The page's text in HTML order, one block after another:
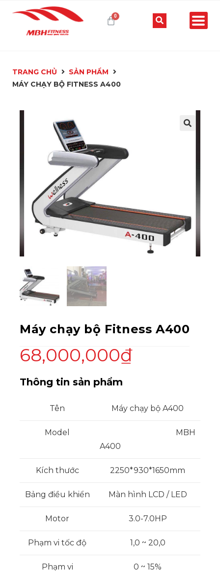
TRANG CHỦ
SẢN PHẨM
MÁY CHẠY BỘ FITNESS A400
Máy chạy bộ Fitness A400
68,000,000₫
Thông tin sản phẩm
Tên Máy chạy bộ A400
Model
MBH
A400
Kích thước 2250*930*1650mm
Bảng điều khiển Màn hình LCD / LED
Motor 3.0-7.0HP
Phạm vi tốc độ 1,0 ~ 20,0
Phạm vi
0 ~ 15%